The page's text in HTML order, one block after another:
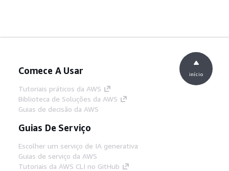
Comece A Usar
Tutoriais práticos da AWS
Biblioteca de Soluções da AWS
Guias de decisão da AWS
Guias De Serviço
Escolher um serviço de IA generativa
Guias de serviço da AWS
Tutoriais da AWS CLI no GitHub
início